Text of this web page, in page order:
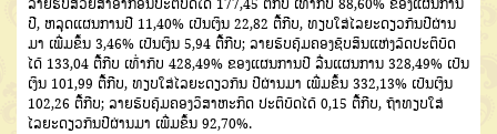
ປີ, ຫລຸດແຜນການປີ 11,40% ເປັນເງິນ 22,82 ຕື້ກີບ, ທຽບໃສ່ໄລຍະດຽວກັນປີຜ່ານ
ມາ ເພີ່ມຂຶ້ນ 3,46% ເປັນເງິນ 5,94 ຕື້ກີບ; ລາຍຮັບຄຸ້ມຄອງຊັບສິນແຫ່ງລັດປະຕິບັດ
ໄດ້ 133,04 ຕື້ກີບ ເທົ່າກັບ 428,49% ຂອງແຜນການປີ ລື່ນແຜນການ 328,49% ເປັນ
ເງິນ 101,99 ຕື້ກີບ, ທຽບໃສ່ໄລຍະດຽວກັນ ປີຜ່ານມາ ເພີ່ມຂຶ້ນ 332,13% ເປັນເງິນ
102,26 ຕື້ກີບ; ລາຍຮັບຄຸ້ມຄອງວິສາຫະກິດ ປະຕິບັດໄດ້ 0,15 ຕື້ກີບ, ຖ້າທຽບໃສ່
ໄລຍະດຽວກັນປີຜ່ານມາ ເພີ່ມຂຶ້ນ 92,70%.